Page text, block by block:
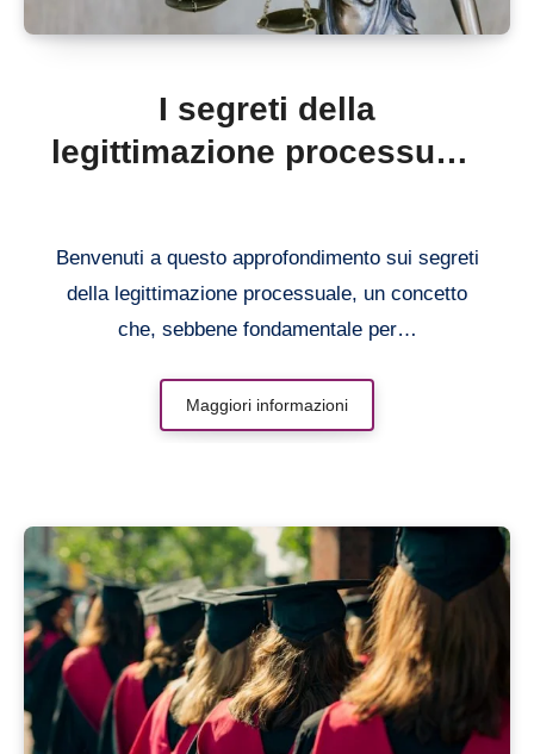
I segreti della
legittimazione processuale
Benvenuti a questo approfondimento sui segreti
della legittimazione processuale, un concetto
che, sebbene fondamentale per…
Maggiori informazioni